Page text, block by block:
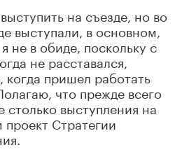
на съезде, но во
выступали, в основном,
не в обиде, поскольку с
не расставался,
когда пришел работать
что прежде всего
выступления на
проект Стратегии